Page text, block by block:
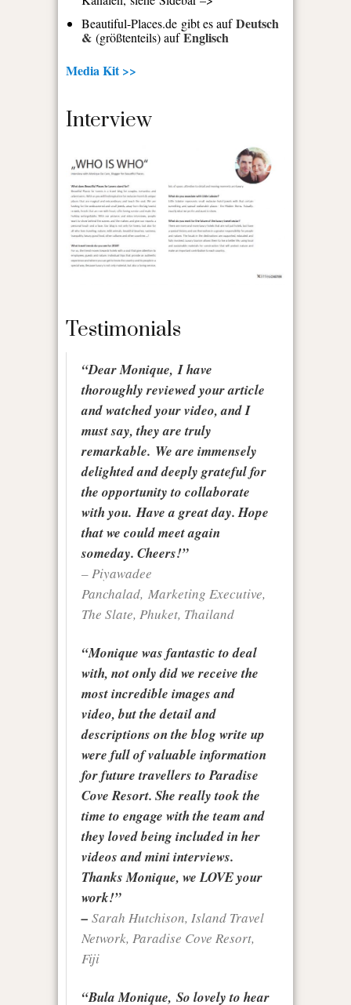
Beautiful-Places.de gibt es aufDeutsch
& (größtenteils) aufEnglisch
Media Kit >>
Interview
Testimonials
“Dear Monique, I have
thoroughly reviewed your article
and watched your video, and I
must say, they are truly
remarkable. We are immensely
delighted and deeply grateful for
the opportunity to collaborate
with you. Have a great day. Hope
that we could meet again
someday. Cheers!”
– Piyawadee
Panchalad, Marketing Executive,
The Slate, Phuket, Thailand
“Monique was fantastic to deal
with, not only did we receive the
most incredible images and
video, but the detail and
descriptions on the blog write up
were full of valuable information
for future travellers to Paradise
Cove Resort. She really took the
time to engage with the team and
they loved being included in her
videos and mini interviews.
Thanks Monique, we LOVE your
work!”
– Sarah Hutchison, Island Travel
Network, Paradise Cove Resort,
Fiji
“Bula Monique, So lovely to hear